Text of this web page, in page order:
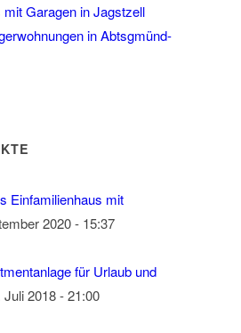
Garagen in Jagstzell
in Abtsgmünd-
Einfamilienhaus mit
2020 - 15:37
für Urlaub und
Juli 2018 - 21:00